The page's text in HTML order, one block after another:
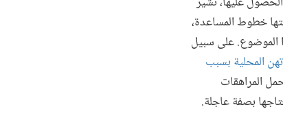
خطوط المساعدة،
الموضوع. على سبيل
المحلية بسبب
المراهقات
بصفة عاجلة.